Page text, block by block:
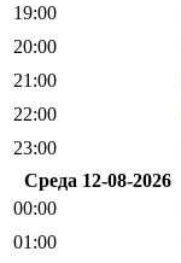
19:00
20:00
21:00
22:00
23:00
Среда 12-08-2026
00:00
01:00